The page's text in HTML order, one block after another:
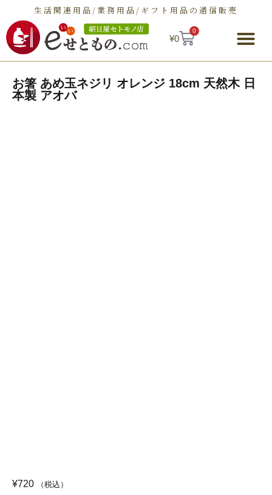
生活関連用品/業務用品/ギフト用品の通信販売
¥0
0
お箸 あめ玉ネジリ オレンジ 18cm 天然木 日
本製 アオバ
¥720 （税込）